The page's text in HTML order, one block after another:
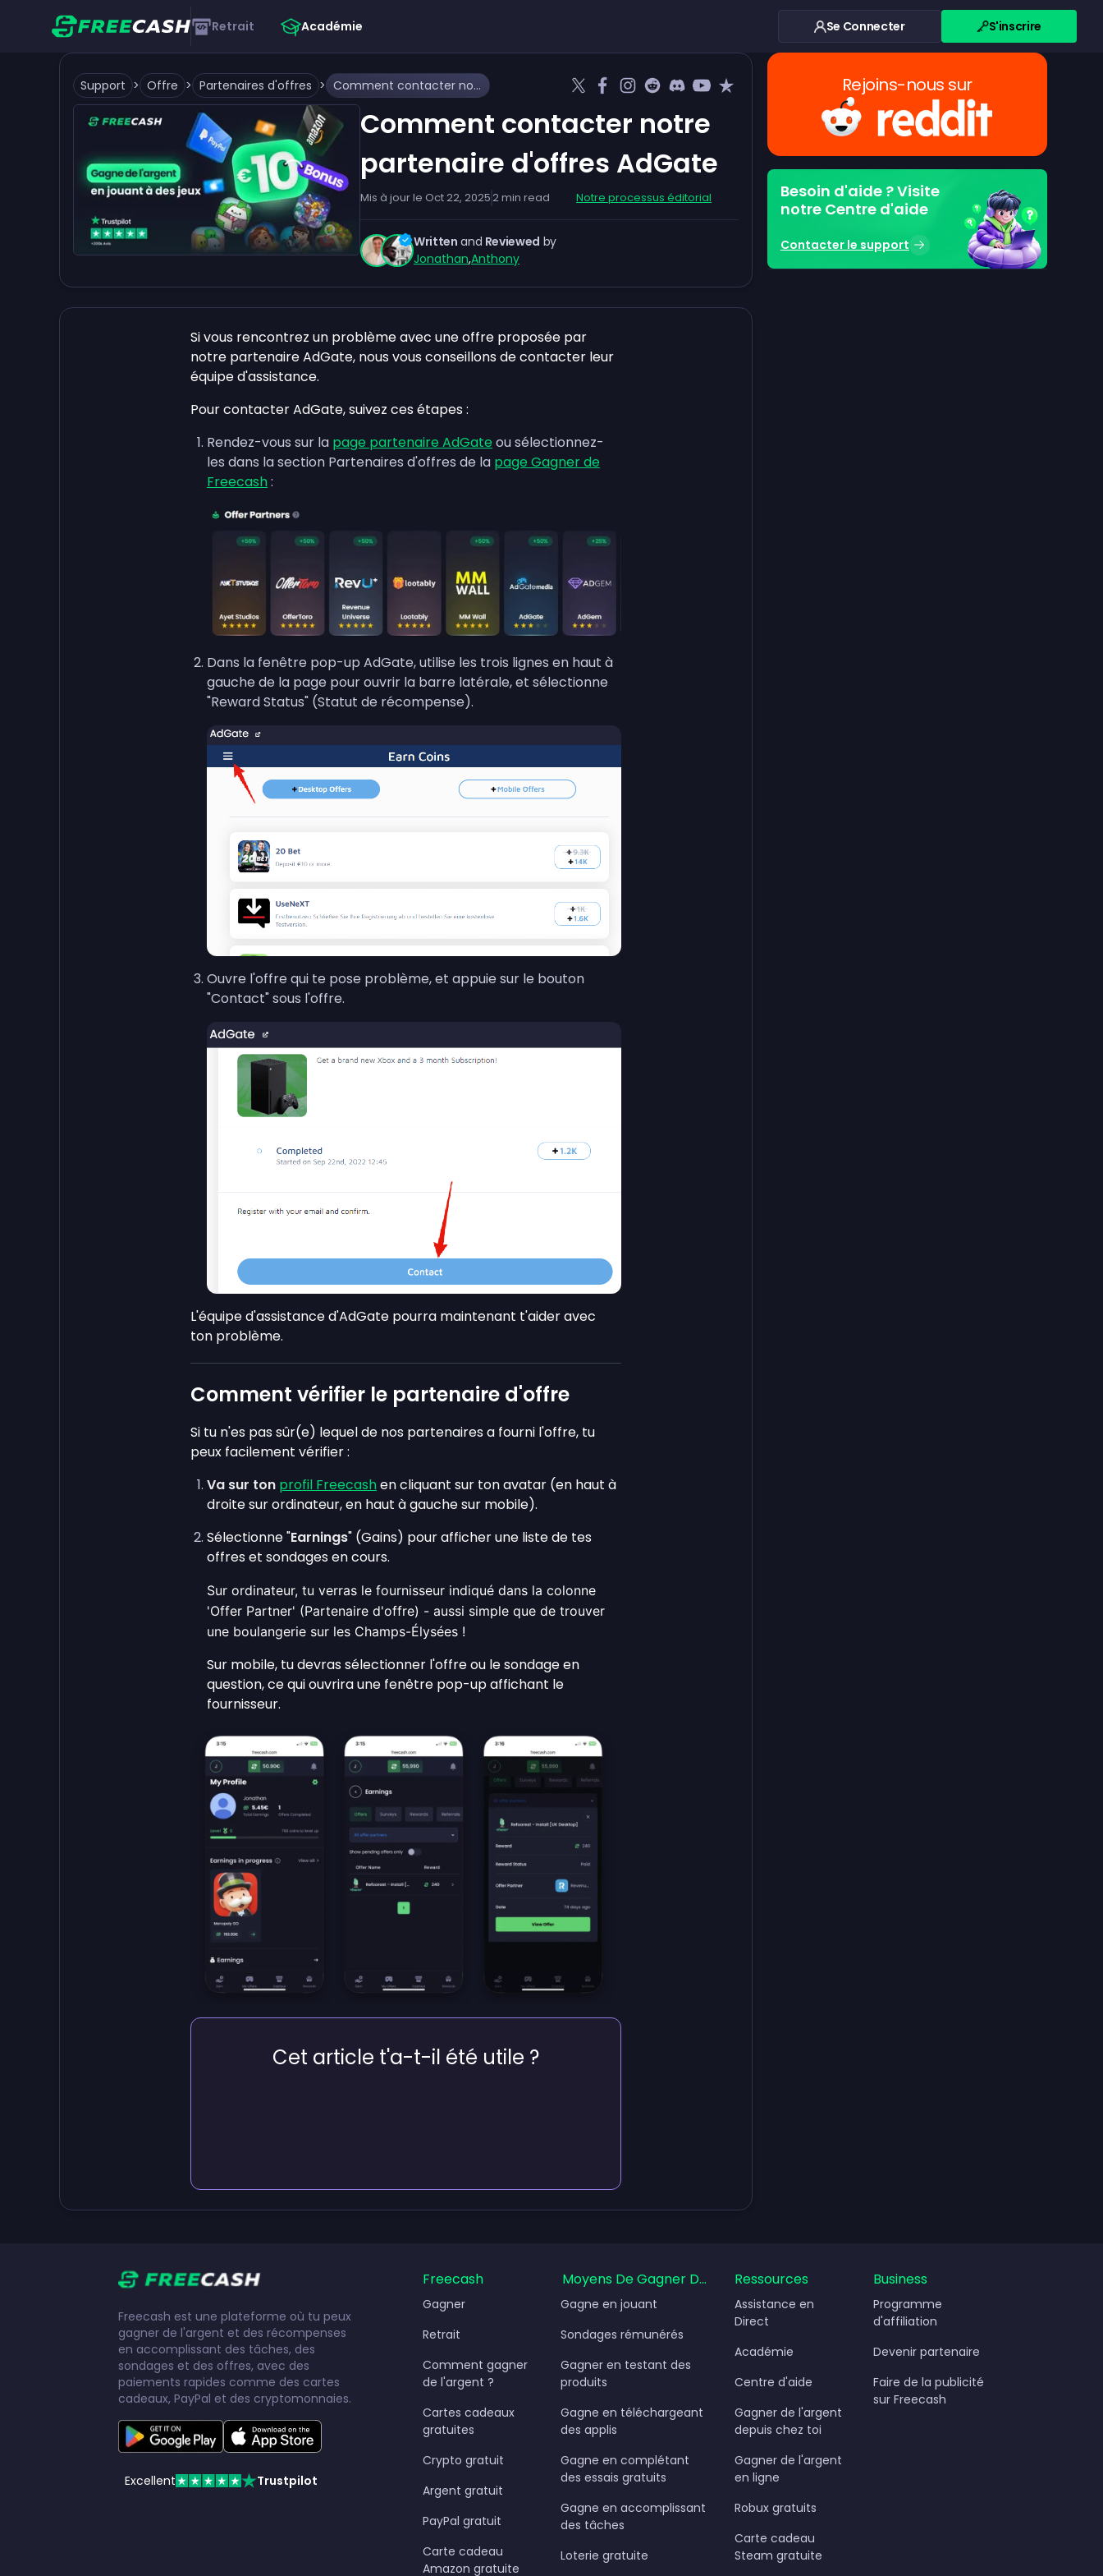
Retrait Académie Se Connecter S'inscrire
Support > Offre > Partenaires d'offres > Comment contacter notre partenaire d'offres AdGate
Comment contacter notre
partenaire d'offres AdGate
Mis à jour le Oct 22, 20252min read Notre processus éditorial
Written and Reviewed by
Jonathan,Anthony
Si vous rencontrez un problème avec une offre proposée par
notre partenaire AdGate, nous vous conseillons de contacter leur
équipe d'assistance.
Pour contacter AdGate, suivez ces étapes :
Rendez-vous sur la page partenaire AdGate ou sélectionnez-
les dans la section Partenaires d'offres de la page Gagner de
Freecash:
Dans la fenêtre pop-up AdGate, utilise les trois lignes en haut à
gauche de la page pour ouvrir la barre latérale, et sélectionne
"Reward Status" (Statut de récompense).
Ouvre l'offre qui te pose problème, et appuie sur le bouton
"Contact" sous l'offre.
L'équipe d'assistance d'AdGate pourra maintenant t'aider avec
ton problème.
Comment vérifier le partenaire d'offre
Si tu n'es pas sûr(e) lequel de nos partenaires a fourni l'offre, tu
peux facilement vérifier :
Va sur ton profil Freecashen cliquant sur ton avatar (en haut à
droite sur ordinateur, en haut à gauche sur mobile).
Sélectionne "Earnings" (Gains) pour afficher une liste de tes
offres et sondages en cours.
Sur ordinateur, tu verras le fournisseur indiqué dans la colonne
'Offer Partner' (Partenaire d'offre) - aussi simple que de trouver
une boulangerie sur les Champs-Élysées !
Sur mobile, tu devras sélectionner l'offre ou le sondage en
question, ce qui ouvrira une fenêtre pop-up affichant le
fournisseur.
Cet article t'a-t-il été utile ?
Rejoins-nous sur
Besoin d'aide ? Visite
notre Centre d'aide
Contacter le support
Freecash est une plateforme où tu peux
gagner de l'argent et des récompenses
en accomplissant des tâches, des
sondages et des offres, avec des
paiements rapides comme des cartes
cadeaux, PayPal et des cryptomonnaies.
Excellent Trustpilot
Freecash
Gagner
Retrait
Comment gagner
de l'argent ?
Cartes cadeaux
gratuites
Crypto gratuit
Argent gratuit
PayPal gratuit
Carte cadeau
Amazon gratuite
Moyens De Gagner De L'argent
Gagne en jouant
Sondages rémunérés
Gagner en testant des
produits
Gagne en téléchargeant
des applis
Gagne en complétant
des essais gratuits
Gagne en accomplissant
des tâches
Loterie gratuite
Ressources
Assistance en
Direct
Académie
Centre d'aide
Gagner de l'argent
depuis chez toi
Gagner de l'argent
en ligne
Robux gratuits
Carte cadeau
Steam gratuite
Business
Programme
d'affiliation
Devenir partenaire
Faire de la publicité
sur Freecash